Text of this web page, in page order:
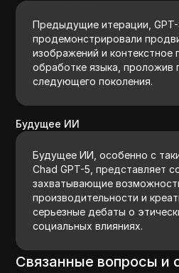
Предыдущие итерации,
продемонстрировали
изображений и контекстное
обработке языка, проложив
следующего поколения.
Будущее ИИ
Будущее ИИ, особенно с
Chad GPT-5, представляет
захватывающие
производительности и
серьезные дебаты о
социальных влияниях.
Связанные вопросы и